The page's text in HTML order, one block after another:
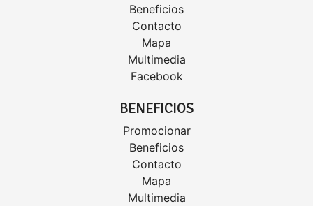
Beneficios
Contacto
Mapa
Multimedia
Facebook
BENEFICIOS
Promocionar
Beneficios
Contacto
Mapa
Multimedia